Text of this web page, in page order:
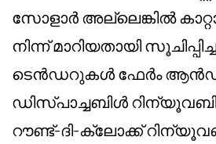
സോളാർ അല്ലെങ്കിൽ
നിന്ന് മാറിയതായി
ടെൻഡറുകൾ ഫേർം
ഡിസ്പാച്ചബിൾ
റൗണ്ട്-ദി-ക്ലോക്ക്